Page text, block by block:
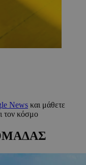
News και μάθετε
τον κόσμο